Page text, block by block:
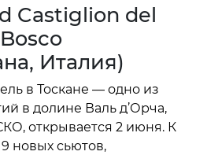
Castiglion del
Bosco
Италия)
в Тоскане — одно из
в долине Валь д’Орча,
открывается 2 июня. К
новых сьютов,